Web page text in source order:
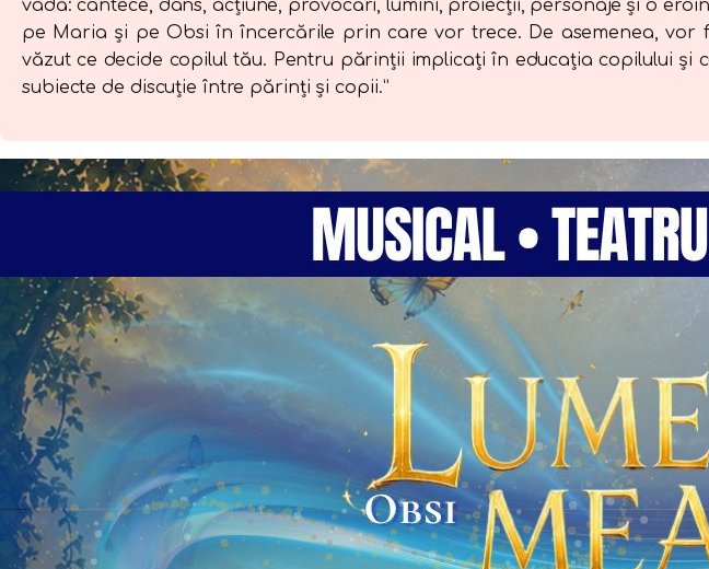
vadă: cântece, dans, acțiune, provocări, lumini, proiecții, personaje și o
pe Maria și pe Obsi în încercările prin care vor trece. De asemenea,
văzut ce decide copilul tău. Pentru părinții implicați în educația copilului și
subiecte de discuție între părinți și copii.”